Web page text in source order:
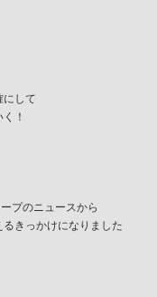
にして
！
プのニュースから
きっかけになりました